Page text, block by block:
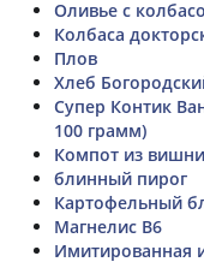
Оливье с
Колбаса
Плов
Хлеб
Супер Контик
100 грамм)
Компот из вишни
блинный пирог
Картофельный
Магнелис В6
Имитированная